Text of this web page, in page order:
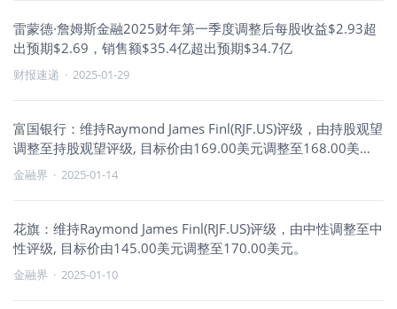
雷蒙德·詹姆斯金融2025财年第一季度调整后每股收益$2.93超
出预期$2.69，销售额$35.4亿超出预期$34.7亿
财报速递 · 2025-01-29
富国银行：维持Raymond James Finl(RJF.US)评级，由持股观望
调整至持股观望评级, 目标价由169.00美元调整至168.00美
元。
金融界 · 2025-01-14
花旗：维持Raymond James Finl(RJF.US)评级，由中性调整至中
性评级, 目标价由145.00美元调整至170.00美元。
金融界 · 2025-01-10